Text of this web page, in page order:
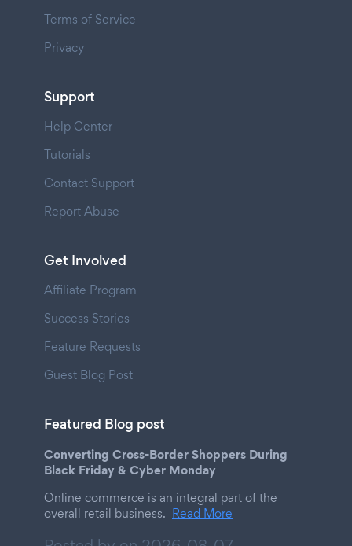
Terms of Service
Privacy
Support
Help Center
Tutorials
Contact Support
Report Abuse
Get Involved
Affiliate Program
Success Stories
Feature Requests
Guest Blog Post
Featured Blog post
Converting Cross-Border Shoppers During
Black Friday & Cyber Monday
Online commerce is an integral part of the
overall retail business. Read More